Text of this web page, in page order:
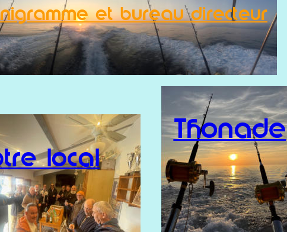
et bureau directeur
Thonade
local